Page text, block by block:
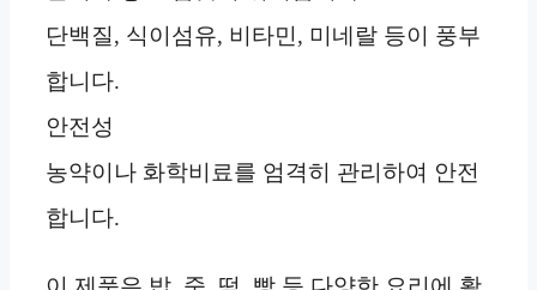
단백질, 식이섬유, 비타민, 미네랄 등이 풍부
합니다.
안전성
농약이나 화학비료를 엄격히 관리하여 안전
합니다.